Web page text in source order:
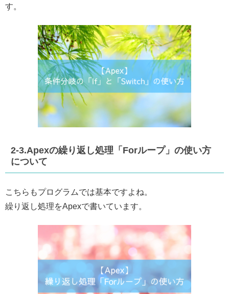
す。
2-3.Apexの繰り返し処理「Forループ」の使い方
について
こちらもプログラムでは基本ですよね。
繰り返し処理をApexで書いています。